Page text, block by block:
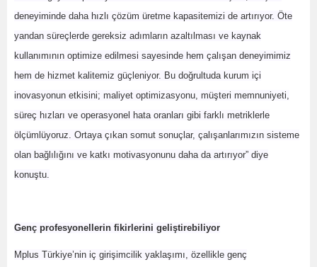
deneyiminde daha hızlı çözüm üretme kapasitemizi de artırıyor. Öte
yandan süreçlerde gereksiz adımların azaltılması ve kaynak
kullanımının optimize edilmesi sayesinde hem çalışan deneyimimiz
hem de hizmet kalitemiz güçleniyor. Bu doğrultuda kurum içi
inovasyonun etkisini; maliyet optimizasyonu, müşteri memnuniyeti,
süreç hızları ve operasyonel hata oranları gibi farklı metriklerle
ölçümlüyoruz. Ortaya çıkan somut sonuçlar, çalışanlarımızın sisteme
olan bağlılığını ve katkı motivasyonunu daha da artırıyor” diye
konuştu.
Genç profesyonellerin fikirlerini geliştirebiliyor
Mplus Türkiye’nin iç girişimcilik yaklaşımı, özellikle genç